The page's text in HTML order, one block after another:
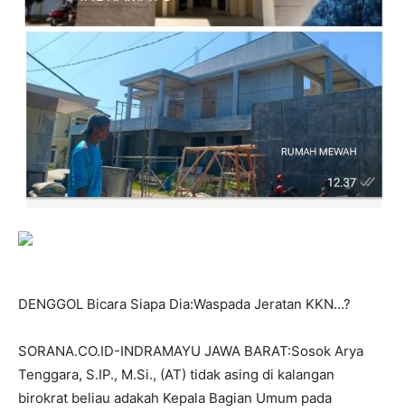
DENGGOL Bicara Siapa Dia:Waspada Jeratan KKN…?
SORANA.CO.ID-INDRAMAYU JAWA BARAT:Sosok Arya
Tenggara, S.IP., M.Si., (AT) tidak asing di kalangan
birokrat beliau adakah Kepala Bagian Umum pada